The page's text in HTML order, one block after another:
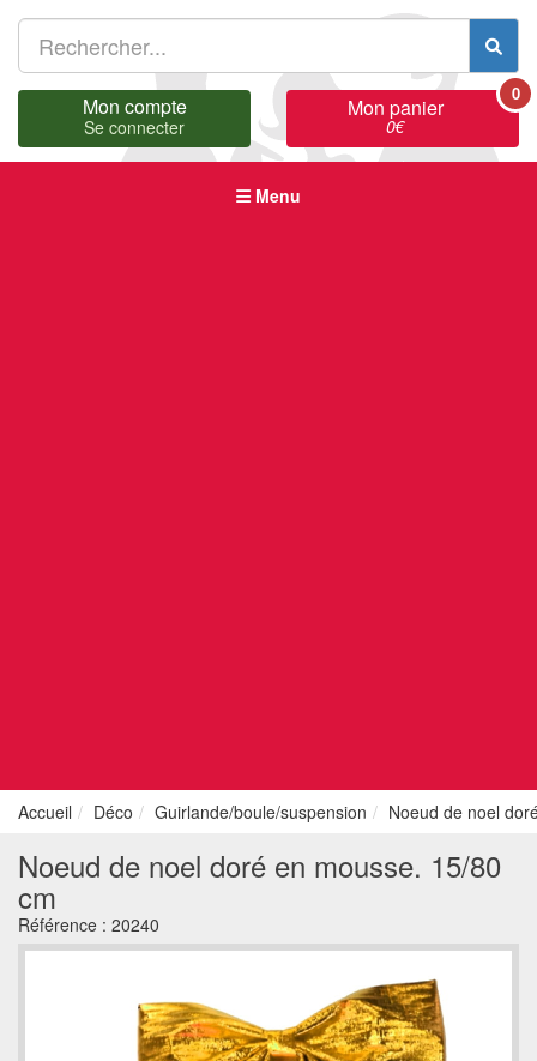
Mon compte
Se connecter
Mon panier
0€
0
Menu
Accueil Déco Guirlande/boule/suspension Noeud de noel
Noeud de noel doré en mousse. 15/80
cm
Référence : 20240